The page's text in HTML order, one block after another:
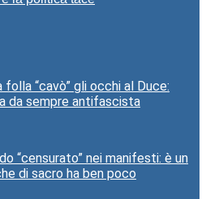
folla “cavò” gli occhi al Duce:
da sempre antifascista
“censurato” nei manifesti: è un
di sacro ha ben poco